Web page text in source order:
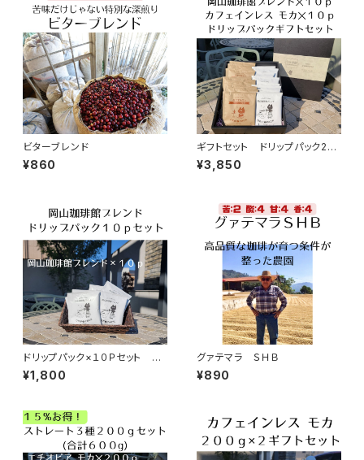
ビターブレンド
¥860
ギフトセット ドリップパック2種
×１０Ｐ 合計２０ｐ「カフェイン
レス モカ」「岡山珈琲館ブレン
¥3,850
ドリップパック×１０Ｐセット
「岡山珈琲館ブレンド」
¥1,800
グァテマラ ＳＨＢ
¥890